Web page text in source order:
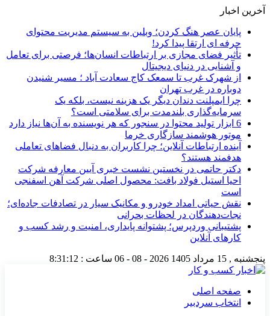
آخرین اخبار
پایان عصر هنگ کردن؛ وبلین به سیستم مدیریت محتوای
حرفه ای ارتقا پیدا کرد!
تأثیر فضای مجازی بر ارتباطات انسان‌ها؛ فرصتی برای تعامل
و آشنایی در دنیای دیجیتال
از شهرک غرب تا سمعک کاج سعادت آباد ؛ مسیر شنیدن
دوباره در غرب تهران
چرا ایمپلنت دندان دیگر یک هزینه نیست، بلکه یک
سرمایه‌گذاری بلندمدت برای سلامتی است؟
6 ابزار تولید محتوا در سنجور که هر نویسنده به آن‌ها نیاز دارد
موتور هوشمند سازگاری خرما
آینده ارتباطات آنلاین؛ چرا کاربران به دنبال فضاهای تعاملی
هدفمند هستند؟
دکتر حاتمی در نخستین نشست خبری آیین معارفه شرکت
احیا استیل فولاد بافت: محصول اصلی شرکت آهن اسفنجی
است
نقش حیاتی امداد خودرو و مکانیک سیار در تصادفات جاده‌ای؛
نجات‌دهندگان در لحظات بحرانی
پشتیبانی وردپرس؛ پشتوانه پایداری، امنیت و رشد کسب‌ و
کارهای آنلاین
پنجشنبه , 15 مرداد 1405 2026 - 08 - 06 ساعت : 8:31:13
صفحه اصلی
انتخاب سردبیر